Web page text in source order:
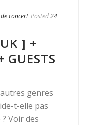
concert Posted24
] +
GUESTS
genres
t-elle pas
Voir des